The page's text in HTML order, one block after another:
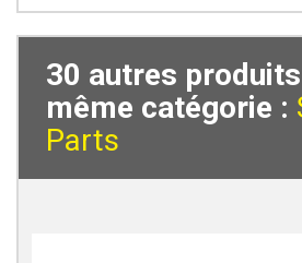
30 autres
même catégorie :
Parts